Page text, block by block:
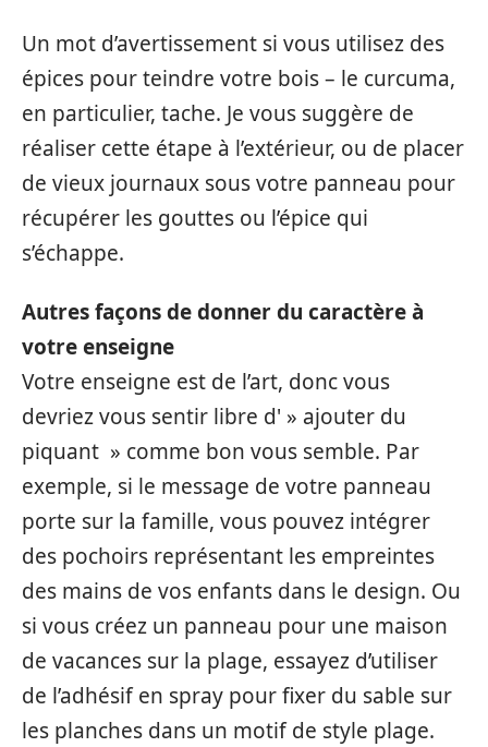
Un mot d’avertissement si vous utilisez des
épices pour teindre votre bois – le curcuma,
en particulier, tache. Je vous suggère de
réaliser cette étape à l’extérieur, ou de placer
de vieux journaux sous votre panneau pour
récupérer les gouttes ou l’épice qui
s’échappe.
Autres façons de donner du caractère à
votre enseigne
Votre enseigne est de l’art, donc vous
devriez vous sentir libre d' » ajouter du
piquant » comme bon vous semble. Par
exemple, si le message de votre panneau
porte sur la famille, vous pouvez intégrer
des pochoirs représentant les empreintes
des mains de vos enfants dans le design. Ou
si vous créez un panneau pour une maison
de vacances sur la plage, essayez d’utiliser
de l’adhésif en spray pour fixer du sable sur
les planches dans un motif de style plage.